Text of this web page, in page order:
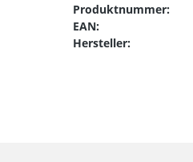
Produktnummer:
EAN:
Hersteller: